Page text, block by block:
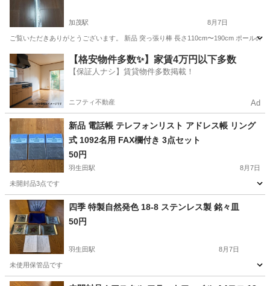
加茂駅 8月7日
ご覧いただきありがとうございます。 新品 突っ張り棒 長さ110cm〜190cm ポールの
新潟 加茂市 加茂駅 洗濯用品
【格安物件多数✨】家賃4万円以下多数
【保証人ナシ】賃貸物件多数掲載！
ニフティ不動産 Ad
新品 電話帳 テレフォンリスト アドレス帳 リング
式 1092名用 FAX欄付き 3点セット
50円
羽生田駅 8月7日
未開封品3点です
新潟 南蒲原郡 羽生田駅 その他
四季 特製自然発色 18-8 ステンレス製 銘々皿
50円
羽生田駅 8月7日
未使用保管品です
新潟 南蒲原郡 羽生田駅 食器